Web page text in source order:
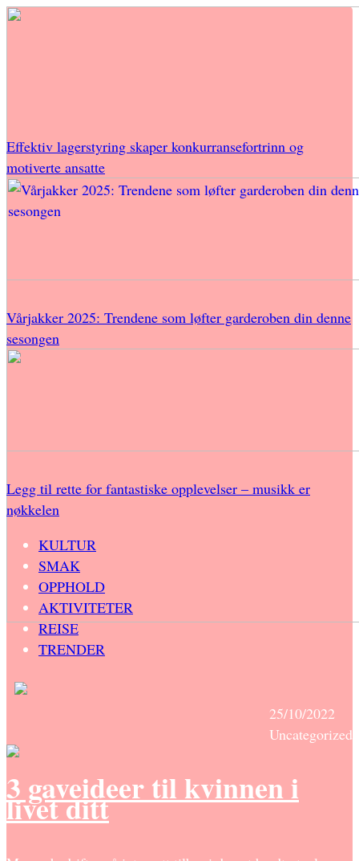
Effektiv lagerstyring skaper konkurransefortrinn og
motiverte ansatte
Vårjakker 2025: Trendene som løfter garderoben din denne
sesongen
Legg til rette for fantastiske opplevelser – musikk er
nøkkelen
KULTUR
SMAK
OPPHOLD
AKTIVITETER
REISE
TRENDER
25/10/2022
Uncategorized
3 gaveideer til kvinnen i
livet ditt